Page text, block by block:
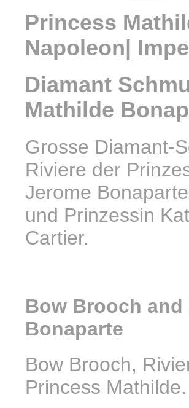
Princess
Napoleon|
Diamant
Mathilde
Grosse Diamant-
Riviere der
Jerome
und Prinzessin
Cartier.
Bow Brooch
Bonaparte
Bow Brooch,
Princess Mathilde.